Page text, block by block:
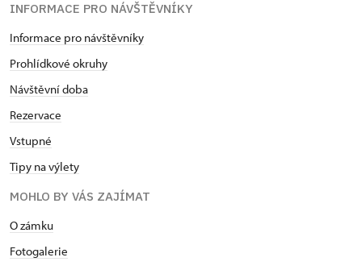
INFORMACE PRO NÁVŠTĚVNÍKY
Informace pro návštěvníky
Prohlídkové okruhy
Návštěvní doba
Rezervace
Vstupné
Tipy na výlety
MOHLO BY VÁS ZAJÍMAT
O zámku
Fotogalerie